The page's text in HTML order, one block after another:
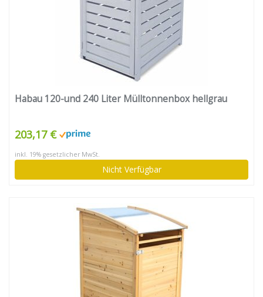
Habau 120-und 240 Liter Mülltonnenbox hellgrau
203,17 €
inkl. 19% gesetzlicher MwSt.
Nicht Verfügbar